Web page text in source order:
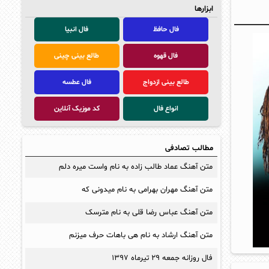
ابزارها
فال حافظ فال انبیا
فال قهوه طالع بینی چینی
طالع بینی ازدواج فال عطسه
انواع فال کد موزیک آنلاین
مطالب تصادفی
متن آهنگ عماد طالب زاده به نام واست میره دلم
متن آهنگ مهران بهرامی به نام میدونی که
متن آهنگ عباس رضا قلی به نام مترسک
متن آهنگ ارشاد به نام هی باهات حرف میزنم
فال روزانه جمعه ۲۹ تیرماه ۱۳۹۷